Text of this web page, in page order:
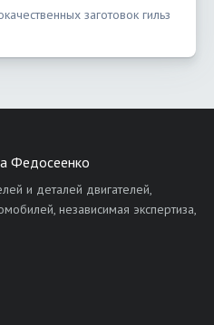
заготовок гильз
Федосеенко
и деталей двигателей,
независимая экспертиза,